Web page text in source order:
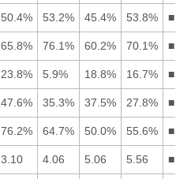
50.4% 53.2% 45.4% 53.8%
65.8% 76.1% 60.2% 70.1%
23.8% 5.9% 18.8% 16.7%
47.6% 35.3% 37.5% 27.8%
76.2% 64.7% 50.0% 55.6%
3.10 4.06 5.06 5.56